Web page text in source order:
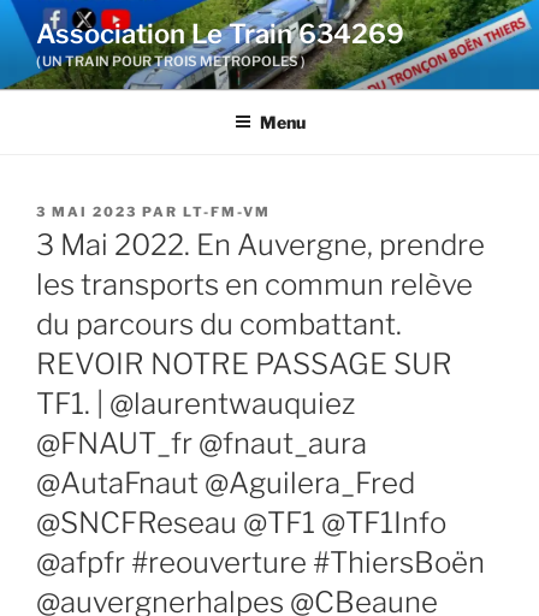
Aller
contenu
Association Le Train 634269
( UN TRAIN POUR TROIS METROPOLES )
Menu
PUBLIÉ
LE
3 MAI 2023 PAR LT-FM-VM
3 Mai 2022. En Auvergne, prendre
les transports en commun relève
du parcours du combattant.
REVOIR NOTRE PASSAGE SUR
TF1. | @laurentwauquiez
@FNAUT_fr @fnaut_aura
@AutaFnaut @Aguilera_Fred
@SNCFReseau @TF1 @TF1Info
@afpfr #reouverture #ThiersBoën
@auvergnerhalpes @CBeaune